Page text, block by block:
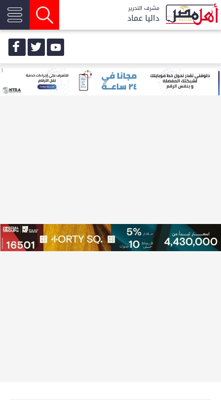
مشرف التحرير
داليا عماد